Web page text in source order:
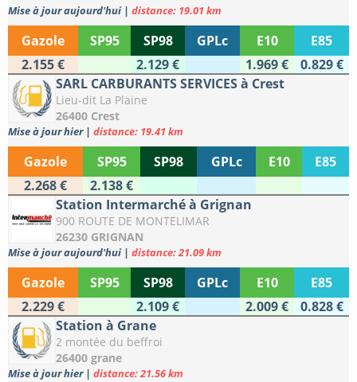
Mise à jour aujourd'hui | distance: 19.01 km
Gazole SP95 SP98 GPLc E10
E85
2.155 €
2.129 € 1.969 €
0.829 €
SARL CARBURANTS SERVICES à Crest
Lieu-dit La Plaine
26400 Crest
Mise à jour hier | distance: 19.41 km
Gazole SP95 SP98 GPLc E10
E85
2.268 €
2.138 €
Station Intermarché à Grignan
900 ROUTE DE MONTELIMAR
26230 GRIGNAN
Mise à jour aujourd'hui | distance: 21.09 km
Gazole SP95 SP98 GPLc E10
E85
2.229 €
2.109 € 2.009 €
0.828 €
Station à Grane
2 montée du beffroi
26400 grane
Mise à jour hier | distance: 21.56 km